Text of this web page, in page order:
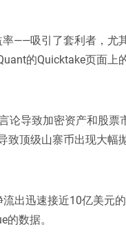
——吸引了套利者，尤
的Quicktake页面上
论导致加密资产和股
顶级山寨币出现大幅抛
出迅速接近10亿美元
数据。